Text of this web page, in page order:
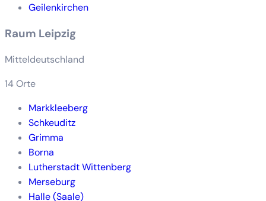
Geilenkirchen
Raum Leipzig
Mitteldeutschland
14 Orte
Markkleeberg
Schkeuditz
Grimma
Borna
Lutherstadt Wittenberg
Merseburg
Halle (Saale)